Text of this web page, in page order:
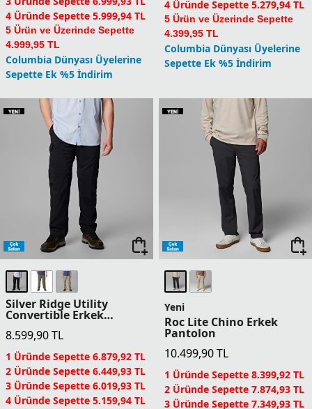
4 Üründe Sepette 5.999,94 TL
5 Ürün ve Üzerinde Sepette
4.999,95 TL
Columbia Dünyası Üyelerine
Sepette Ek %5 İndirim
4 Üründe Sepette 5.279,94 TL
5 Ürün ve Üzerinde Sepette
4.399,95 TL
Columbia Dünyası Üyelerine
Sepette Ek %5 İndirim
Silver Ridge Utility
Convertible Erkek
8.599,90TL
1 Üründe Sepette 6.879,92 TL
2 Üründe Sepette 6.449,93 TL
3 Üründe Sepette 6.019,93 TL
4 Üründe Sepette 5.159,94 TL
Yeni
Roc Lite Chino Erkek
Pantolon
10.499,90TL
1 Üründe Sepette 8.399,92 TL
2 Üründe Sepette 7.874,93 TL
3 Üründe Sepette 7.349,93 TL